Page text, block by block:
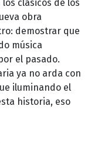
clásicos de los
obra
demostrar que
música
el pasado.
ya no arda con
iluminando el
historia, eso